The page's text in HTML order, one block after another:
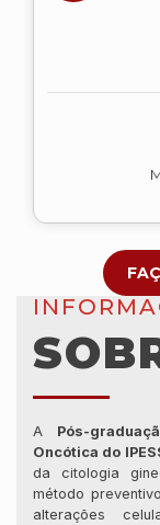
A Pós-
Oncótica do
da citologia
método
alterações